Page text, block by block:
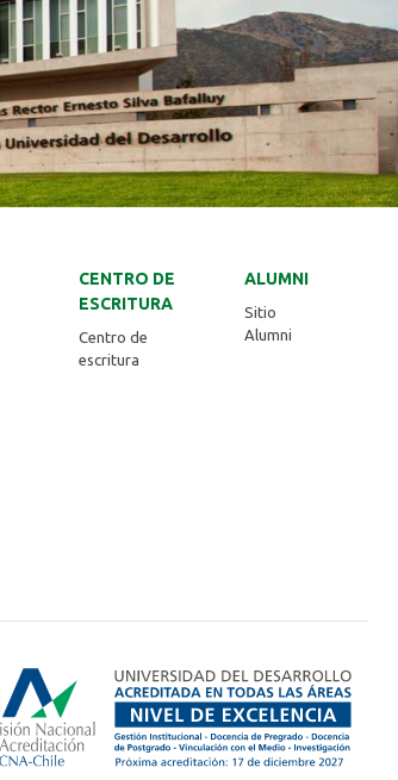
CENTRO DE
ESCRITURA
Centro de
escritura
ALUMNI
Sitio
Alumni